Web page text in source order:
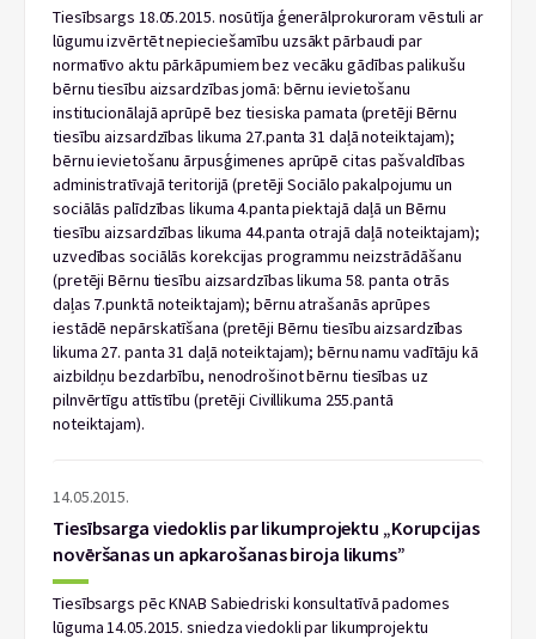
Tiesībsargs 18.05.2015. nosūtīja ģenerālprokuroram vēstuli ar
lūgumu izvērtēt nepieciešamību uzsākt pārbaudi par
normatīvo aktu pārkāpumiem bez vecāku gādības palikušu
bērnu tiesību aizsardzības jomā: bērnu ievietošanu
institucionālajā aprūpē bez tiesiska pamata (pretēji Bērnu
tiesību aizsardzības likuma 27.panta 31 daļā noteiktajam);
bērnu ievietošanu ārpusģimenes aprūpē citas pašvaldības
administratīvajā teritorijā (pretēji Sociālo pakalpojumu un
sociālās palīdzības likuma 4.panta piektajā daļā un Bērnu
tiesību aizsardzības likuma 44.panta otrajā daļā noteiktajam);
uzvedības sociālās korekcijas programmu neizstrādāšanu
(pretēji Bērnu tiesību aizsardzības likuma 58. panta otrās
daļas 7.punktā noteiktajam); bērnu atrašanās aprūpes
iestādē nepārskatīšana (pretēji Bērnu tiesību aizsardzības
likuma 27. panta 31 daļā noteiktajam); bērnu namu vadītāju kā
aizbildņu bezdarbību, nenodrošinot bērnu tiesības uz
pilnvērtīgu attīstību (pretēji Civillikuma 255.pantā
noteiktajam).
14.05.2015.
Tiesībsarga viedoklis par likumprojektu „Korupcijas
novēršanas un apkarošanas biroja likums”
Tiesībsargs pēc KNAB Sabiedriski konsultatīvā padomes
lūguma 14.05.2015. sniedza viedokli par likumprojektu